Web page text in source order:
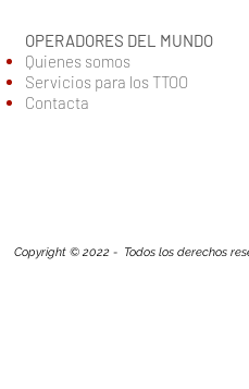
OPERADORES DEL MUNDO
Quienes somos
Servicios para los TTOO
Contacta
Copyright © 2022 - Todos los derechos